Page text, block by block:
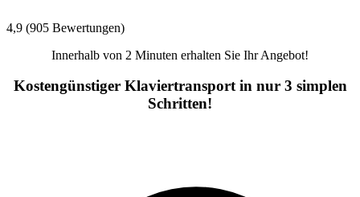
4,9 (905 Bewertungen)
Innerhalb von 2 Minuten erhalten Sie Ihr Angebot!
Kostengünstiger Klaviertransport in nur 3 simplen
Schritten!